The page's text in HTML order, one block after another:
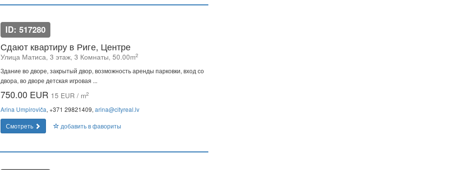
ID: 517280
Сдают квартиру в Риге, Центре
Улица Матиса, 3 этаж, 3 Комнаты, 50.00m2
Здание во дворе, закрытый двор, возможность аренды парковки, вход со
двора, во дворе детская игровая ...
750.00 EUR 15 EUR / m2
Arina Umpiroviča, +371 29821409, arina@cityreal.lv
Смотреть
добавить в фавориты